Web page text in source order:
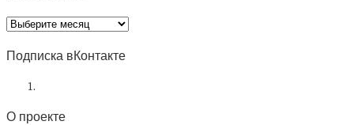
Архив
статей
Подписка вКонтакте
О проекте